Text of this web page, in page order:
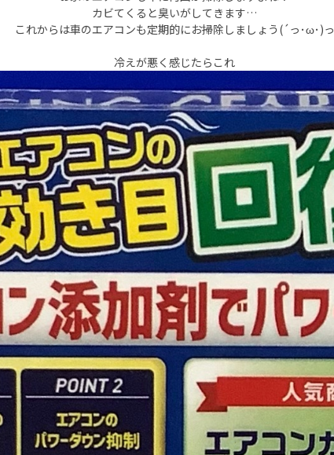
カビてくると臭いがしてきます…
これからは車のエアコンも定期的にお掃除しましょう(´っ･ω･)っ
冷えが悪く感じたらこれ